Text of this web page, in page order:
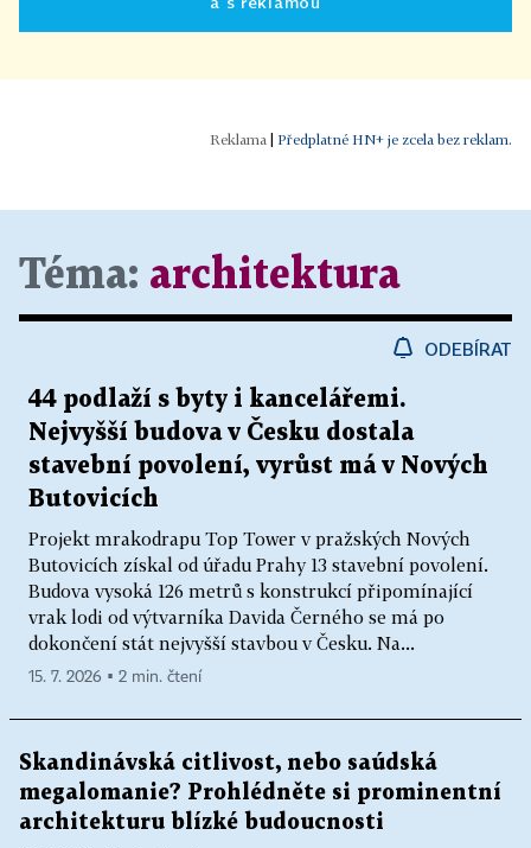
Předplatné HN+ je zcela bez reklam.
Téma: architektura
ODEBÍRAT
44 podlaží s byty i kancelářemi.
Nejvyšší budova v Česku dostala
stavební povolení, vyrůst má v Nových
Butovicích
Projekt mrakodrapu Top Tower v pražských Nových
Butovicích získal od úřadu Prahy 13 stavební povolení.
Budova vysoká 126 metrů s konstrukcí připomínající
vrak lodi od výtvarníka Davida Černého se má po
dokončení stát nejvyšší stavbou v Česku. Na...
15. 7. 2026 ▪ 2 min. čtení
Skandinávská citlivost, nebo saúdská
megalomanie? Prohlédněte si prominentní
architekturu blízké budoucnosti